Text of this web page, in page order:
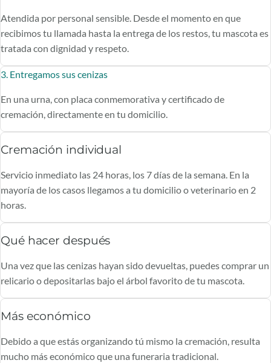
Atendida por personal sensible. Desde el momento en que
recibimos tu llamada hasta la entrega de los restos, tu mascota es
tratada con dignidad y respeto.
3. Entregamos sus cenizas
En una urna, con placa conmemorativa y certificado de
cremación, directamente en tu domicilio.
Cremación individual
Servicio inmediato las 24 horas, los 7 días de la semana. En la
mayoría de los casos llegamos a tu domicilio o veterinario en 2
horas.
Qué hacer después
Una vez que las cenizas hayan sido devueltas, puedes comprar un
relicario o depositarlas bajo el árbol favorito de tu mascota.
Más económico
Debido a que estás organizando tú mismo la cremación, resulta
mucho más económico que una funeraria tradicional.